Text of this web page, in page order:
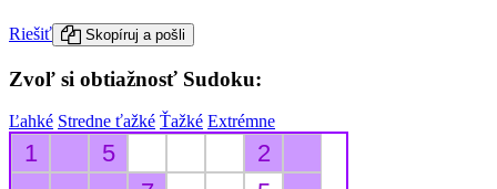
Riešiť Skopíruj a pošli
Zvoľ si obtiažnosť Sudoku:
Ľahké Stredne ťažké Ťažké Extrémne